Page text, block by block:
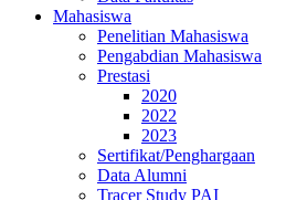
Mahasiswa
Penelitian Mahasiswa
Pengabdian Mahasiswa
Prestasi
2020
2022
2023
Sertifikat/Penghargaan
Data Alumni
Tracer Study PAI